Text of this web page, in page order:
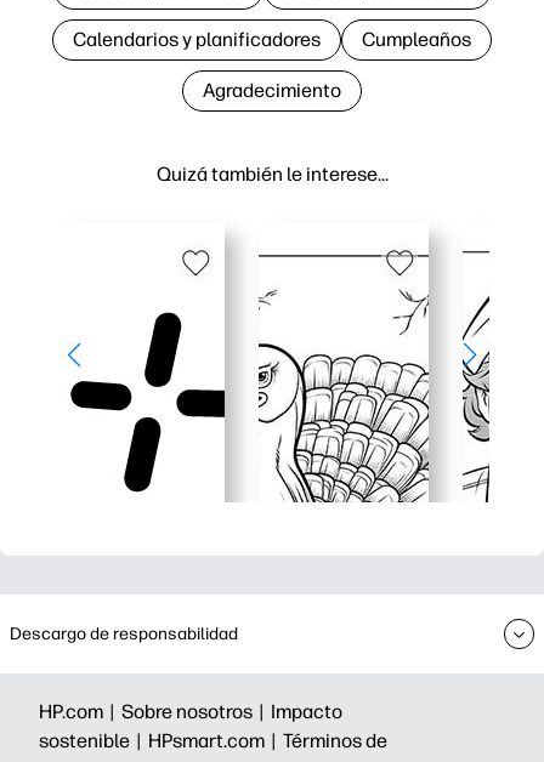
Quizá también le interese…
Calendarios y planificadores Cumpleaños
Agradecimiento
Descargo de responsabilidad
HP.com | Sobre nosotros | Impacto
sostenible | HPsmart.com | Términos de